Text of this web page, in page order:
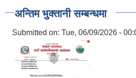
अन्तिम भुक्तानी सम्बन्धमा
Submitted on: Tue, 06/09/2026 -